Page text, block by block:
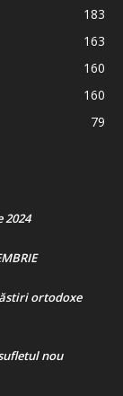
183
163
160
160
79
ortodoxe
nou